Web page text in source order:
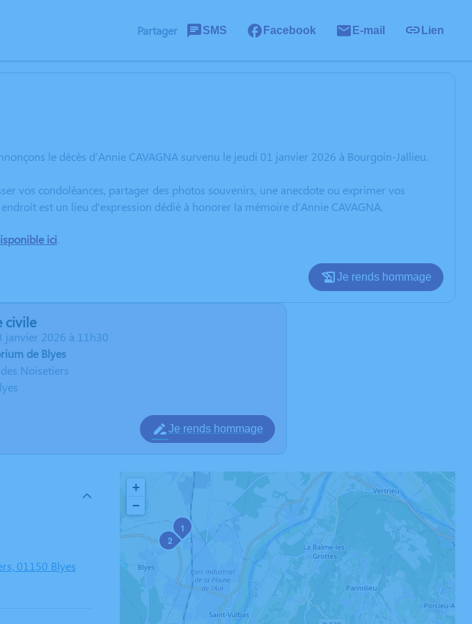
Partager SMS Facebook E-mail Lien
le décès d’Annie CAVAGNA survenu le jeudi 01 janvier 2026 à Bourgoin-Jallieu.
vos condoléances, partager des photos souvenirs, une anecdote ou exprimer vos
est un lieu d'expression dédié à honorer la mémoire d’Annie CAVAGNA.
ici.
Je rends hommage
civile
janvier 2026 à 11h30
de Blyes
Noisetiers
Je rends hommage
01150 Blyes
1
2
+
−